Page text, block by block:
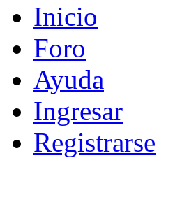
Inicio
Foro
Ayuda
Ingresar
Registrarse